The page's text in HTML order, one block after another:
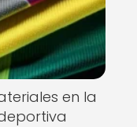
en la